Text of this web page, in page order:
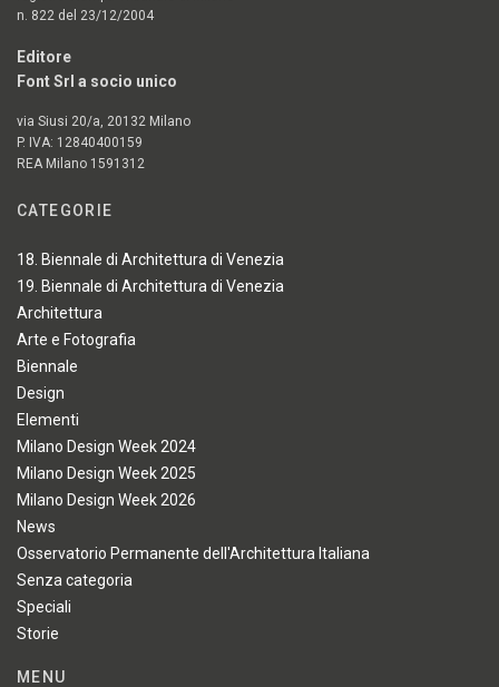
n. 822 del 23/12/2004
Editore
Font Srl a socio unico
via Siusi 20/a, 20132 Milano
P. IVA: 12840400159
REA Milano 1591312
CATEGORIE
18. Biennale di Architettura di Venezia
19. Biennale di Architettura di Venezia
Architettura
Arte e Fotografia
Biennale
Design
Elementi
Milano Design Week 2024
Milano Design Week 2025
Milano Design Week 2026
News
Osservatorio Permanente dell'Architettura Italiana
Senza categoria
Speciali
Storie
MENU